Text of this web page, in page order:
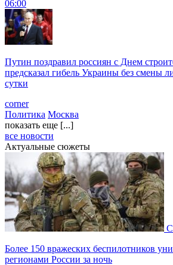
06:00
Путин поздравил россиян с Днем
предсказал гибель Украины без смены
сутки
corner
Политика Москва
показать еще [...]
все новости
Актуальные сюжеты
Более 150 вражеских беспилотников
регионами России за ночь